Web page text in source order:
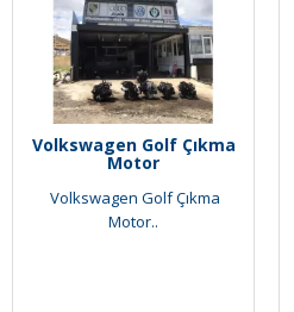
Volkswagen Golf Çıkma
Motor
Volkswagen Golf Çıkma
Motor..